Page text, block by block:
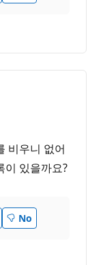
비우니 없어
이 있을까요?
No